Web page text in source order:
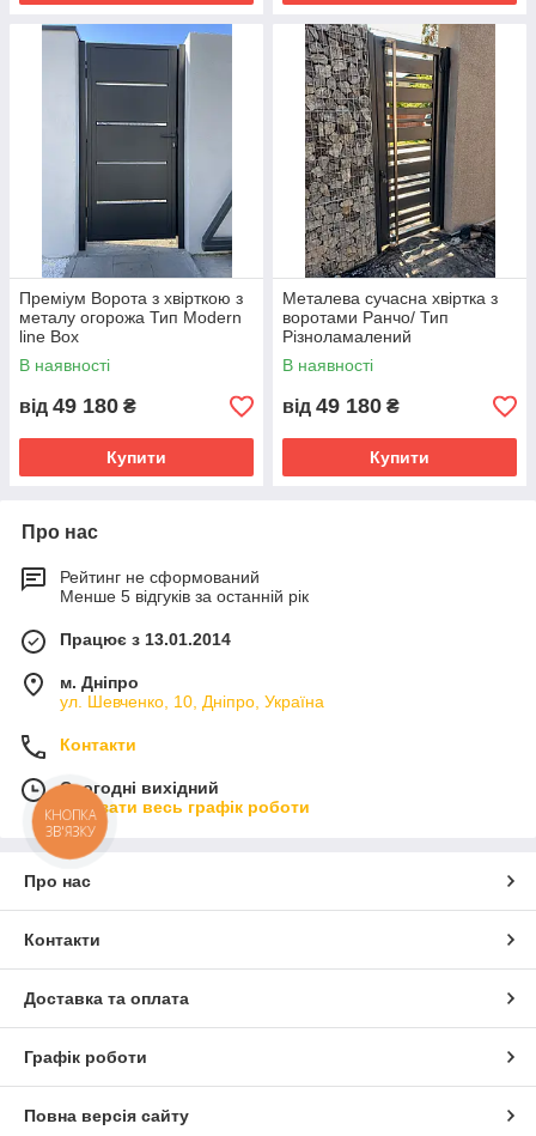
Преміум Ворота з хвірткою з
металу огорожа Тип Modern
line Box
В наявності
від 49 180 ₴
Купити
Металева сучасна хвіртка з
воротами Ранчо/ Тип
Різноламалений
В наявності
від 49 180 ₴
Купити
Про нас
Рейтинг не сформований
Менше 5 відгуків за останній рік
Працює з 13.01.2014
м. Дніпро
ул. Шевченко, 10, Дніпро, Україна
Контакти
Сьогодні вихідний
Показати весь графік роботи
Про нас
Контакти
Доставка та оплата
Графік роботи
Повна версія сайту
КНОПКА
ЗВ'ЯЗКУ